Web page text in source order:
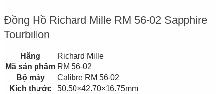
Đồng Hồ Richard Mille RM 56-02 Sapphire
Tourbillon
Hãng
Richard Mille
Mã sản phẩm RM 56-02
Bộ máy
Calibre RM 56-02
Kích thước
50.50×42.70×16.75mm